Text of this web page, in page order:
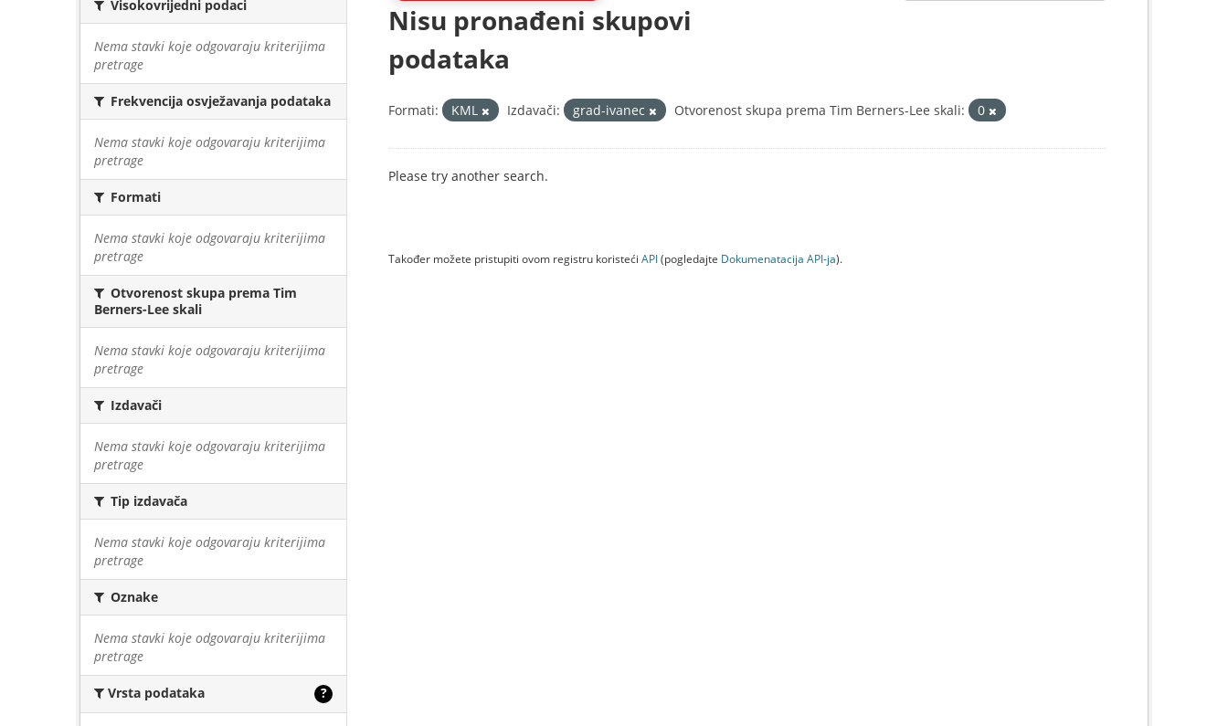
Visokovrijedni podaci
Nema stavki koje odgovaraju kriterijima
pretrage
Frekvencija osvježavanja podataka
Nema stavki koje odgovaraju kriterijima
pretrage
Formati
Nema stavki koje odgovaraju kriterijima
pretrage
Otvorenost skupa prema Tim
Berners-Lee skali
Nema stavki koje odgovaraju kriterijima
pretrage
Izdavači
Nema stavki koje odgovaraju kriterijima
pretrage
Tip izdavača
Nema stavki koje odgovaraju kriterijima
pretrage
Oznake
Nema stavki koje odgovaraju kriterijima
pretrage
Vrsta podataka ?
Nisu pronađeni skupovi
podataka
Formati: KML Izdavači: grad-ivanec Otvorenost skupa prema Tim Berners-Lee skali: 0
Please try another search.
Također možete pristupiti ovom registru koristeći API(pogledajte Dokumenаtаcijа API-jа).